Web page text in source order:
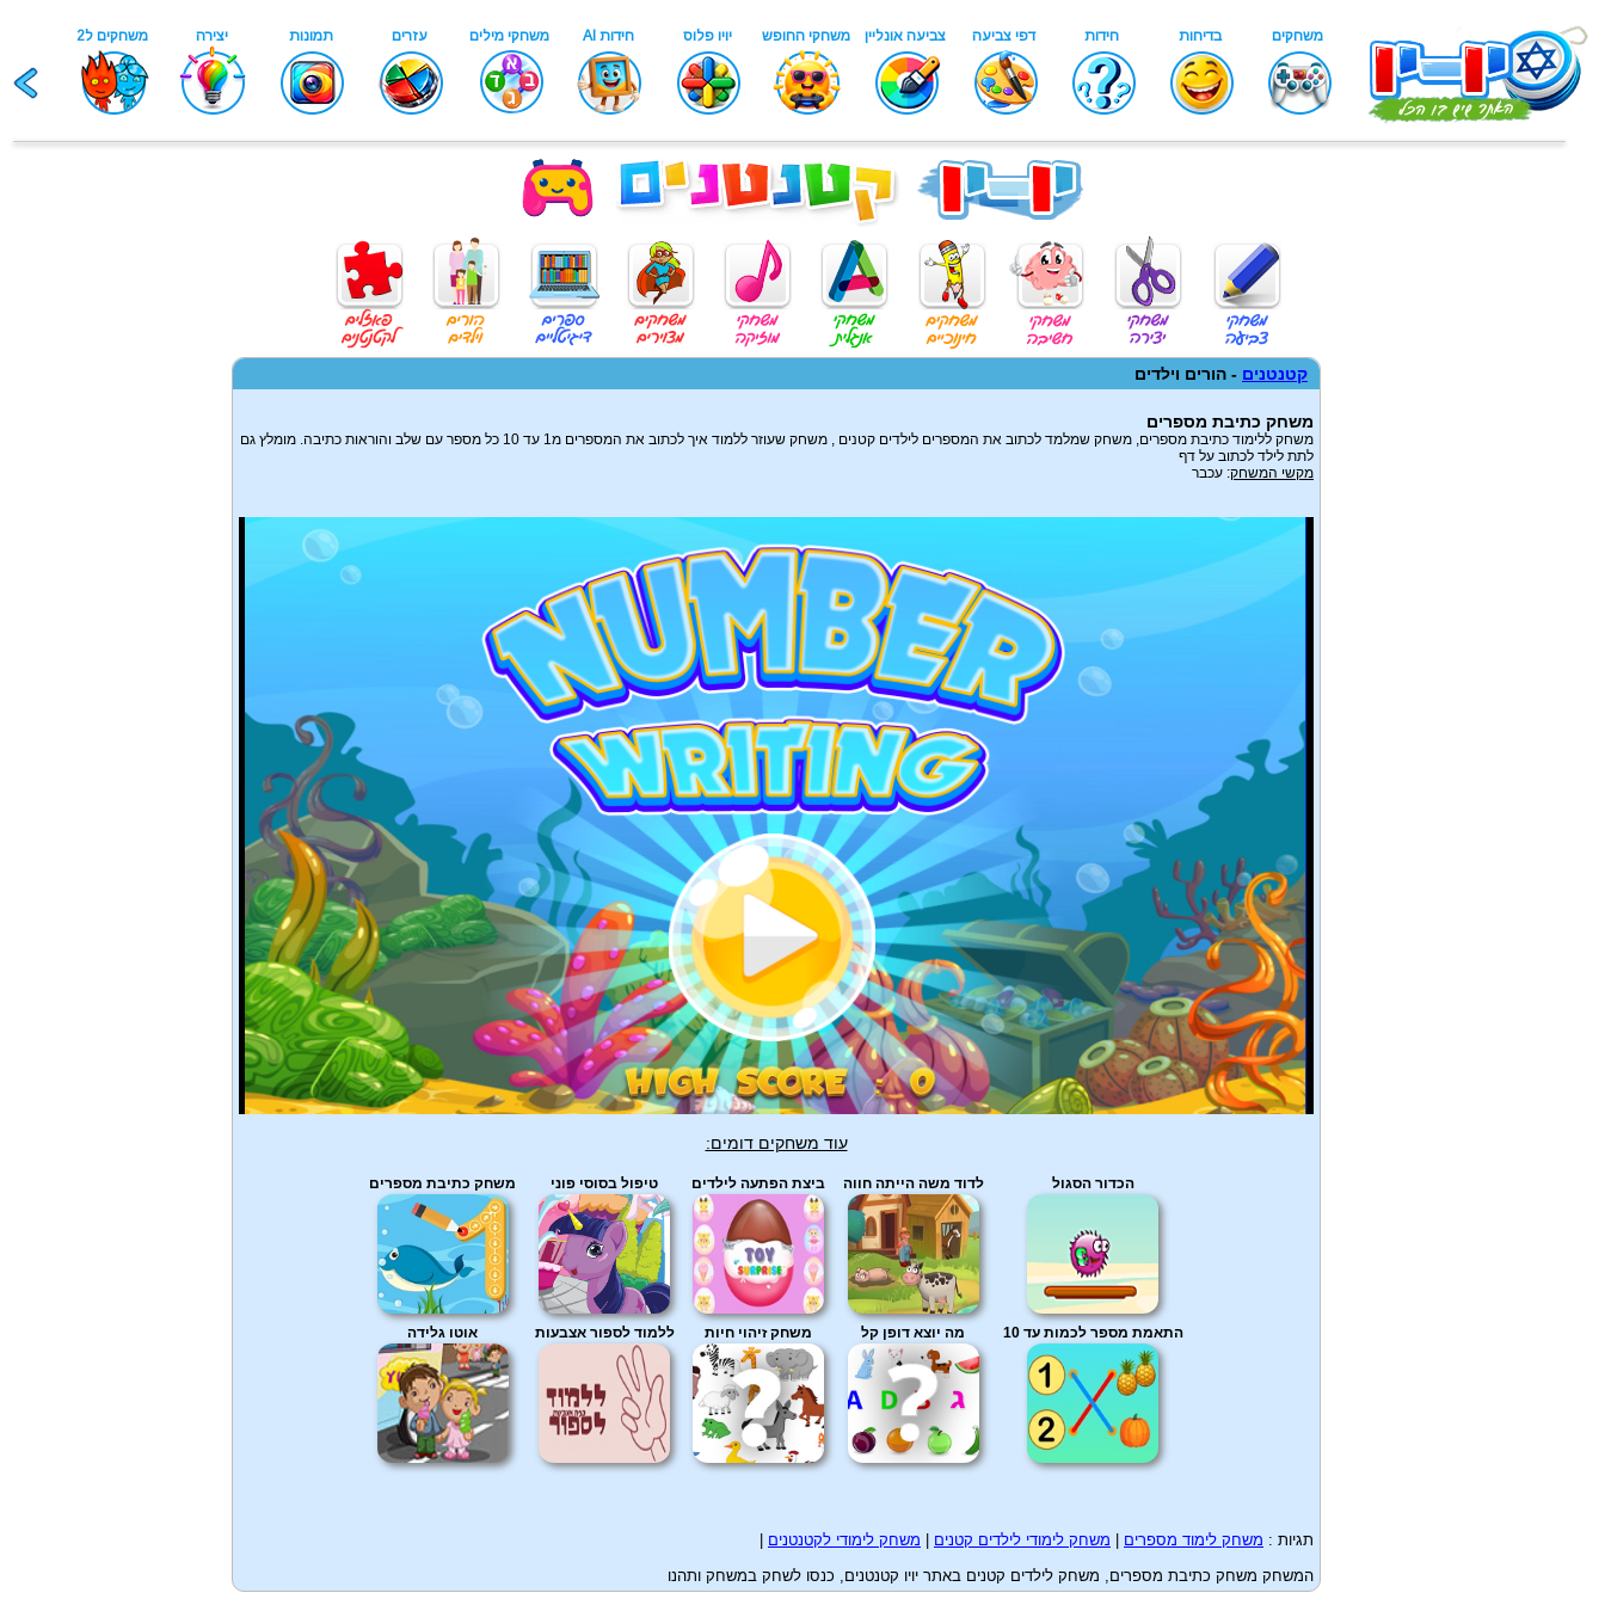
קטנטנים - הורים וילדים
משחק כתיבת מספרים
משחק ללימוד כתיבת מספרים, משחק שמלמד לכתוב את המספרים לילדים קטנים , משחק שעוזר ללמוד איך לכתוב את המספרים מ1 עד 10 כל מספר עם שלב והוראות כתיבה. מומלץ גם
לתת לילד לכתוב על דף
מקשי המשחק: עכבר
עוד משחקים דומים:
הכדור הסגול לדוד משה הייתה חווה ביצת הפתעה לילדים טיפול בסוסי פוני משחק כתיבת מספרים
התאמת מספר לכמות עד 10 מה יוצא דופן קל משחק זיהוי חיות ללמוד לספור אצבעות אוטו גלידה
תגיות : משחק לימוד מספרים משחק לימודי לילדים קטנים משחק לימודי לקטנטנים
המשחק משחק כתיבת מספרים, משחק לילדים קטנים באתר יויו קטנטנים, כנסו לשחק במשחק ותהנו